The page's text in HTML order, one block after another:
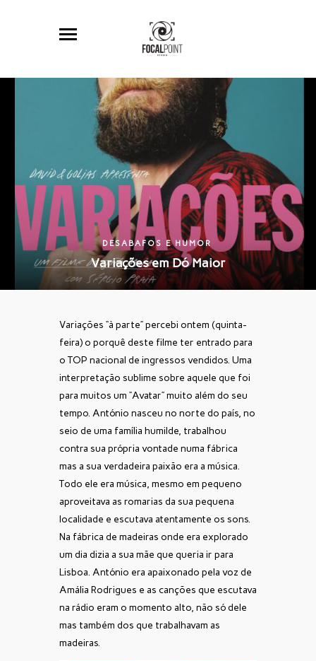
DESABAFOS E HUMOR
Variações em Dó Maior
Variações “à parte” percebi ontem (quinta-
feira) o porquê deste filme ter entrado para
o TOP nacional de ingressos vendidos. Uma
interpretação sublime sobre aquele que foi
para muitos um “Avatar” muito além do seu
tempo. António nasceu no norte do país, no
seio de uma família humilde, trabalhou
contra sua própria vontade numa fábrica
mas a sua verdadeira paixão era a música.
Todo ele era música, mesmo em pequeno
aproveitava as romarias da sua pequena
localidade e escutava atentamente os sons.
Na fábrica de madeiras onde era explorado
um dia dizia a sua mãe que queria ir para
Lisboa. António era apaixonado pela voz de
Amália Rodrigues e as canções que escutava
na rádio eram o momento alto, não só dele
mas também dos que trabalhavam as
madeiras.